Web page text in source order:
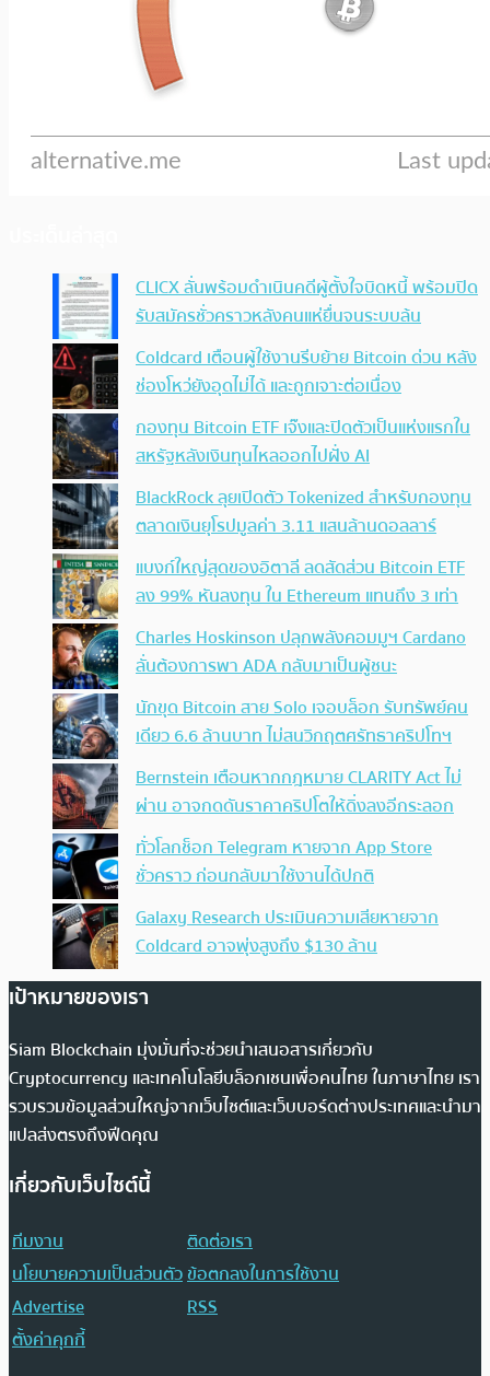
CLICX ลั่นพร้อมดำเนินคดีผู้ตั้งใจบิดหนี้ พร้อมปิด
รับสมัครชั่วคราวหลังคนแห่ยื่นจนระบบล้น
Coldcard เตือนผู้ใช้งานรีบย้าย Bitcoin ด่วน หลัง
ช่องโหว่ยังอุดไม่ได้ และถูกเจาะต่อเนื่อง
กองทุน Bitcoin ETF เจ๊งและปิดตัวเป็นแห่งแรกใน
สหรัฐหลังเงินทุนไหลออกไปฝั่ง AI
BlackRock ลุยเปิดตัว Tokenized สำหรับกองทุน
ตลาดเงินยุโรปมูลค่า 3.11 แสนล้านดอลลาร์
แบงก์ใหญ่สุดของอิตาลี ลดสัดส่วน Bitcoin ETF
ลง 99% หันลงทุน ใน Ethereum แทนถึง 3 เท่า
Charles Hoskinson ปลุกพลังคอมมูฯ Cardano
ลั่นต้องการพา ADA กลับมาเป็นผู้ชนะ
นักขุด Bitcoin สาย Solo เจอบล็อก รับทรัพย์คน
เดียว 6.6 ล้านบาท ไม่สนวิกฤตศรัทธาคริปโทฯ
Bernstein เตือนหากกฎหมาย CLARITY Act ไม่
ผ่าน อาจกดดันราคาคริปโตให้ดิ่งลงอีกระลอก
ทั่วโลกช็อก Telegram หายจาก App Store
ชั่วคราว ก่อนกลับมาใช้งานได้ปกติ
Galaxy Research ประเมินความเสียหายจาก
Coldcard อาจพุ่งสูงถึง $130 ล้าน
เป้าหมายของเรา
Siam Blockchain มุ่งมั่นที่จะช่วยนำเสนอสารเกี่ยวกับ
Cryptocurrency และเทคโนโลยีบล็อกเชนเพื่อคนไทย ในภาษาไทย เรา
รวบรวมข้อมูลส่วนใหญ่จากเว็บไซต์และเว็บบอร์ดต่างประเทศและนำมา
แปลส่งตรงถึงฟีดคุณ
เกี่ยวกับเว็บไซต์นี้
ทีมงาน
ติดต่อเรา
นโยบายความเป็นส่วนตัวข้อตกลงในการใช้งาน
Advertise
RSS
ตั้งค่าคุกกี้